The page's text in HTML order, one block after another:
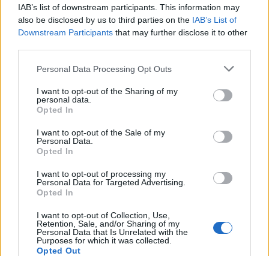
IAB’s list of downstream participants. This information may
also be disclosed by us to third parties on the IAB’s List of
Downstream Participants that may further disclose it to other
Personal Data Processing Opt Outs
I want to opt-out of the Sharing of my
personal data.
Opted In
I want to opt-out of the Sale of my
Personal Data.
Opted In
I want to opt-out of processing my
Personal Data for Targeted Advertising.
Opted In
I want to opt-out of Collection, Use,
Retention, Sale, and/or Sharing of my
Personal Data that Is Unrelated with the
Purposes for which it was collected.
Opted Out
*Armistițiu PNL–USR
la București. Orban și
Barna au convenit o
alianță la alegerile
pentru Capitală.
Candidații vor fi aleși
pe criterii de
integritate